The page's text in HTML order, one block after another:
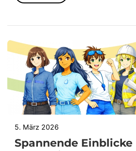
5. März 2026
Spannende Einblicke